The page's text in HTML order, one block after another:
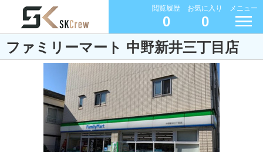
閲覧履歴
0
お気に入り
0
メニュー
ファミリーマート 中野新井三丁目店